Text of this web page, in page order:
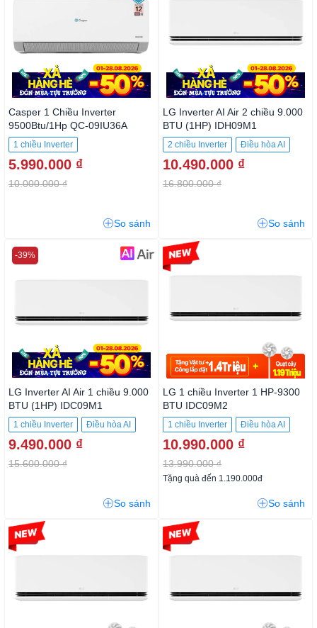
Casper 1 Chiều Inverter
9500Btu/1Hp QC-09IU36A
1 chiều Inverter
5.990.000 ₫
10.000.000 ₫
So sánh
LG Inverter AI Air 2 chiều 9.000
BTU (1HP) IDH09M1
2 chiều Inverter Điều hòa AI
10.490.000 ₫
16.800.000 ₫
So sánh
LG Inverter AI Air 1 chiều 9.000
BTU (1HP) IDC09M1
1 chiều Inverter Điều hòa AI
9.490.000 ₫
15.600.000 ₫
-39%
So sánh
LG 1 chiều Inverter 1 HP-9300
BTU IDC09M2
1 chiều Inverter Điều hòa AI
10.990.000 ₫
13.990.000 ₫
-21%
Tặng quà đến 1.190.000đ
So sánh
-24% -28%